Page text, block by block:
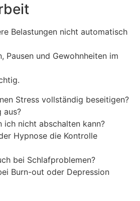
Belastungen nicht automatisch
Pausen und Gewohnheiten im
Stress vollständig beseitigen?
aus?
ich nicht abschalten kann?
Hypnose die Kontrolle
bei Schlafproblemen?
Burn-out oder Depression